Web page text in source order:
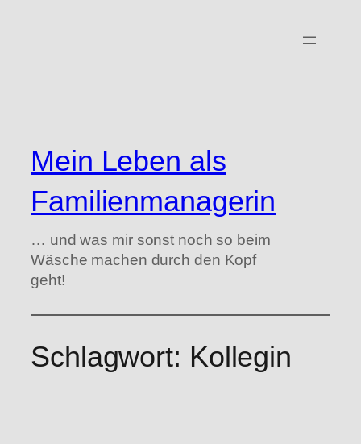
Mein Leben als
Familienmanagerin
… und was mir sonst noch so beim
Wäsche machen durch den Kopf
geht!
Schlagwort: Kollegin